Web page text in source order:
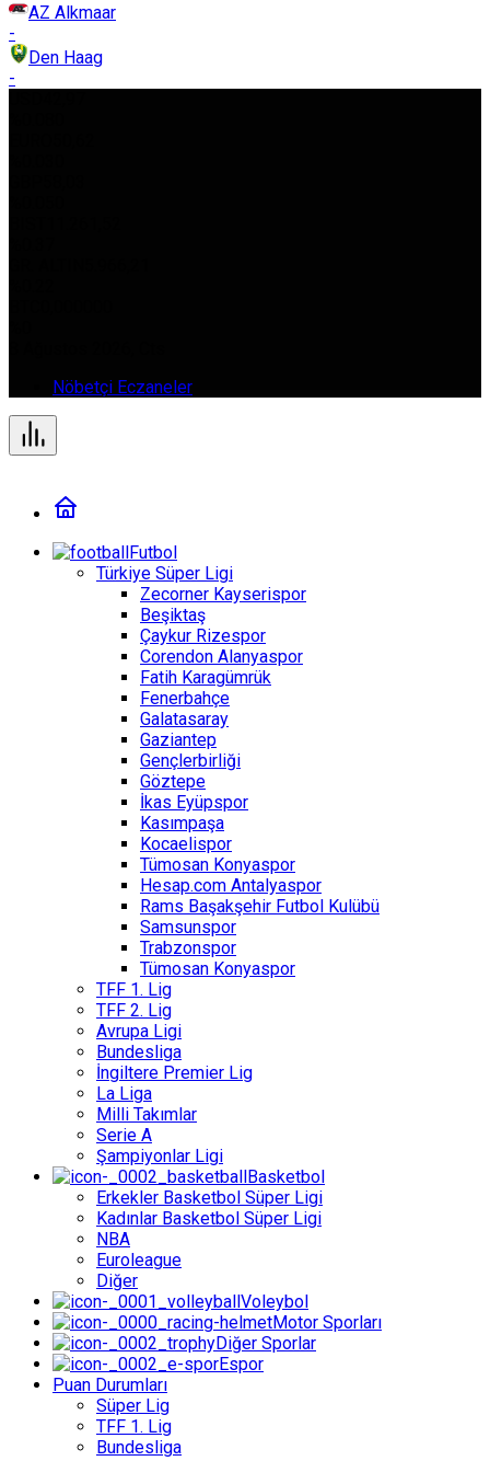
AZ Alkmaar
-
Den Haag
-
Nöbetçi Eczaneler
Futbol
Türkiye Süper Ligi
Zecorner Kayserispor
Beşiktaş
Çaykur Rizespor
Corendon Alanyaspor
Fatih Karagümrük
Fenerbahçe
Galatasaray
Gaziantep
Gençlerbirliği
Göztepe
İkas Eyüpspor
Kasımpaşa
Kocaelispor
Tümosan Konyaspor
Hesap.com Antalyaspor
Rams Başakşehir Futbol Kulübü
Samsunspor
Trabzonspor
Tümosan Konyaspor
TFF 1. Lig
TFF 2. Lig
Avrupa Ligi
Bundesliga
İngiltere Premier Lig
La Liga
Milli Takımlar
Serie A
Şampiyonlar Ligi
Basketbol
Erkekler Basketbol Süper Ligi
Kadınlar Basketbol Süper Ligi
NBA
Euroleague
Diğer
Voleybol
Motor Sporları
Diğer Sporlar
Espor
Puan Durumları
Süper Lig
TFF 1. Lig
Bundesliga